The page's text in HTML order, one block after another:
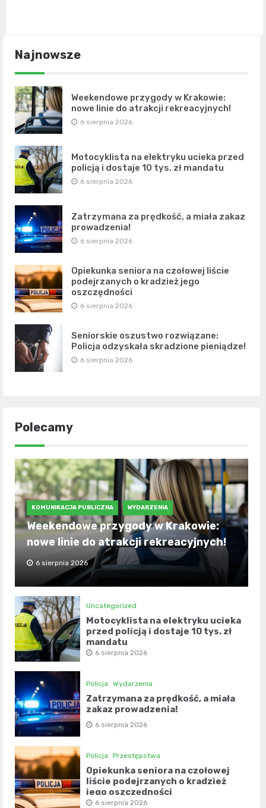
Najnowsze
Weekendowe przygody w Krakowie:
nowe linie do atrakcji rekreacyjnych!
6 sierpnia 2026
Motocyklista na elektryku ucieka przed
policją i dostaje 10 tys. zł mandatu
6 sierpnia 2026
Zatrzymana za prędkość, a miała zakaz
prowadzenia!
6 sierpnia 2026
Opiekunka seniora na czołowej liście
podejrzanych o kradzież jego
oszczędności
6 sierpnia 2026
Seniorskie oszustwo rozwiązane:
Policja odzyskała skradzione pieniądze!
6 sierpnia 2026
Polecamy
KOMUNIKACJA PUBLICZNA WYDARZENIA
Weekendowe przygody w Krakowie:
nowe linie do atrakcji rekreacyjnych!
6 sierpnia 2026
Uncategorized
Motocyklista na elektryku ucieka
przed policją i dostaje 10 tys. zł
mandatu
6 sierpnia 2026
Policja Wydarzenia
Zatrzymana za prędkość, a miała
zakaz prowadzenia!
6 sierpnia 2026
Policja Przestępstwa
Opiekunka seniora na czołowej
liście podejrzanych o kradzież
jego oszczędności
6 sierpnia 2026